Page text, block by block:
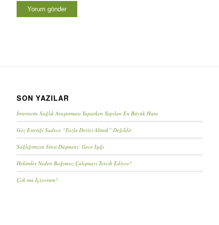
SON YAZILAR
İnternette Sağlık Araştırması Yaparken Yapılan En Büyük Hata
Göz Estetiği Sadece “Fazla Deriyi Almak” Değildir
Sağlığımızın Sinsi Düşmanı: Gece Işığı
Hekimler Neden Bağımsız Çalışmayı Tercih Ediyor?
Çok mu İçiyorum?